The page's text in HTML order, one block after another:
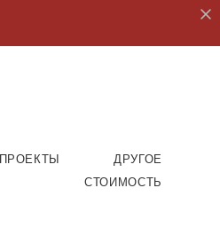
ПРОЕКТЫ
ДРУГОЕ
СТОИМОСТЬ